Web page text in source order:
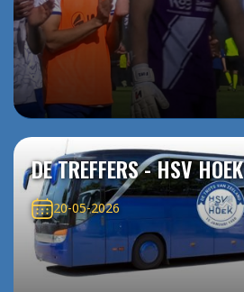
DE TREFFERS - HSV HOEK
20-05-2026